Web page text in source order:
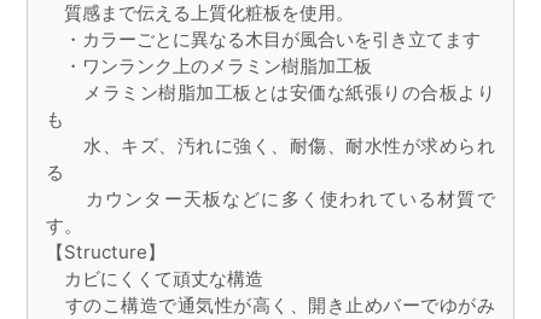
質感まで伝える上質化粧板を使用。
・カラーごとに異なる木目が風合いを引き立てます
・ワンランク上のメラミン樹脂加工板
メラミン樹脂加工板とは安価な紙張りの合板より
も
水、キズ、汚れに強く、耐傷、耐水性が求められ
る
カウンター天板などに多く使われている材質で
す。
【Structure】
カビにくくて頑丈な構造
すのこ構造で通気性が高く、開き止めバーでゆがみ